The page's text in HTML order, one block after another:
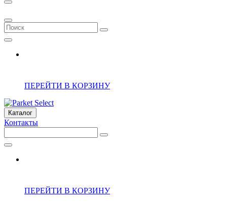
ПЕРЕЙТИ В КОРЗИНУ
Каталог
Контакты
ПЕРЕЙТИ В КОРЗИНУ